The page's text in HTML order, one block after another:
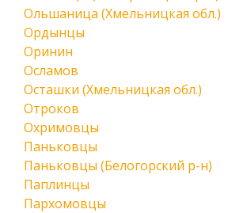
Ольшаница (Хмельницкая обл.)
Ордынцы
Оринин
Осламов
Осташки (Хмельницкая обл.)
Отроков
Охримовцы
Паньковцы
Паньковцы (Белогорский р-н)
Паплинцы
Пархомовцы